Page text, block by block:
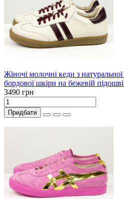
Жіночі молочні кеди з
бордової шкіри на бежевій
3490 грн
Придбати